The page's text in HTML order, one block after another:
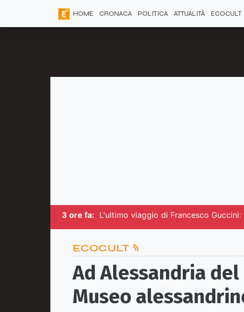
HOME CRONACA POLITICA ATTUALITÀ ECOCULT
3 ore fa: L'ultimo viaggio di Francesco
ECOCULT
Ad Alessandria
Museo